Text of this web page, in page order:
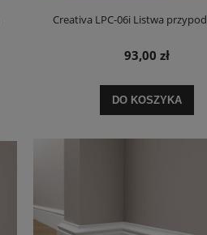
Creativa LPC-06i Listwa
93,00 zł
DO KOSZYKA